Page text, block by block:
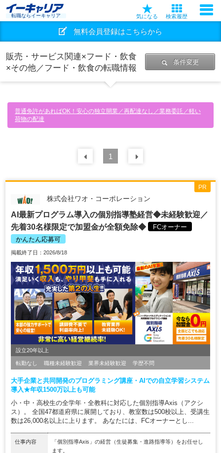
転職ならイーキャリア 気になる 検索履歴
無料会員登録はこちらから
販売・サービス関連×フード・飲食
×その他／フード・飲食の転職情報
条件変更
普通免許があればOK！安心の独立開業／再配達なし／業務委託／軽い
荷物の配達
前の 件
1
株式会社ワオ・コーポレーション
AI最新プログラム導入の個別指導塾経営◆未経験歓迎／
先着30名様限定で加盟金が全額免除◆
FCオーナー
かんたん応募可
掲載終了日：2026/8/18
設立20年以上
転勤なし 職種未経験歓迎 業界未経験歓迎 学歴不問
大手企業と共同開発のプログラミング講座・AIでの自立学習システム
導入★年収1500万以上も可能
小・中・高校生の全学年・全教科に対応した個別指導Axis（アクシ
ス）。 全国47都道府県に展開しており、教室数は500校以上、受講生
数は26,000名以上に上ります。 あなたには、FCオーナーとし...
仕事内容
「個別指導Axis」の経営（生徒募集・進路指導等）をお任せし
ます。
PR